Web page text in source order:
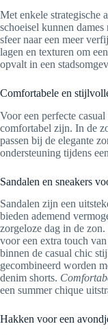
Met enkele strategische
schoeisel kunnen
sfeer naar een meer
lagen en texturen om
opvalt in een
Comfortabele en
Voor een perfecte
comfortabel zijn. In de
passen bij de elegante
ondersteuning tijdens
Sandalen en sneakers
Sandalen zijn een
bieden ademend
zorgeloze dag in de
voor een extra touch
binnen de casual chic
gecombineerd worden
denim shorts.
een summer chique
Hakken voor een